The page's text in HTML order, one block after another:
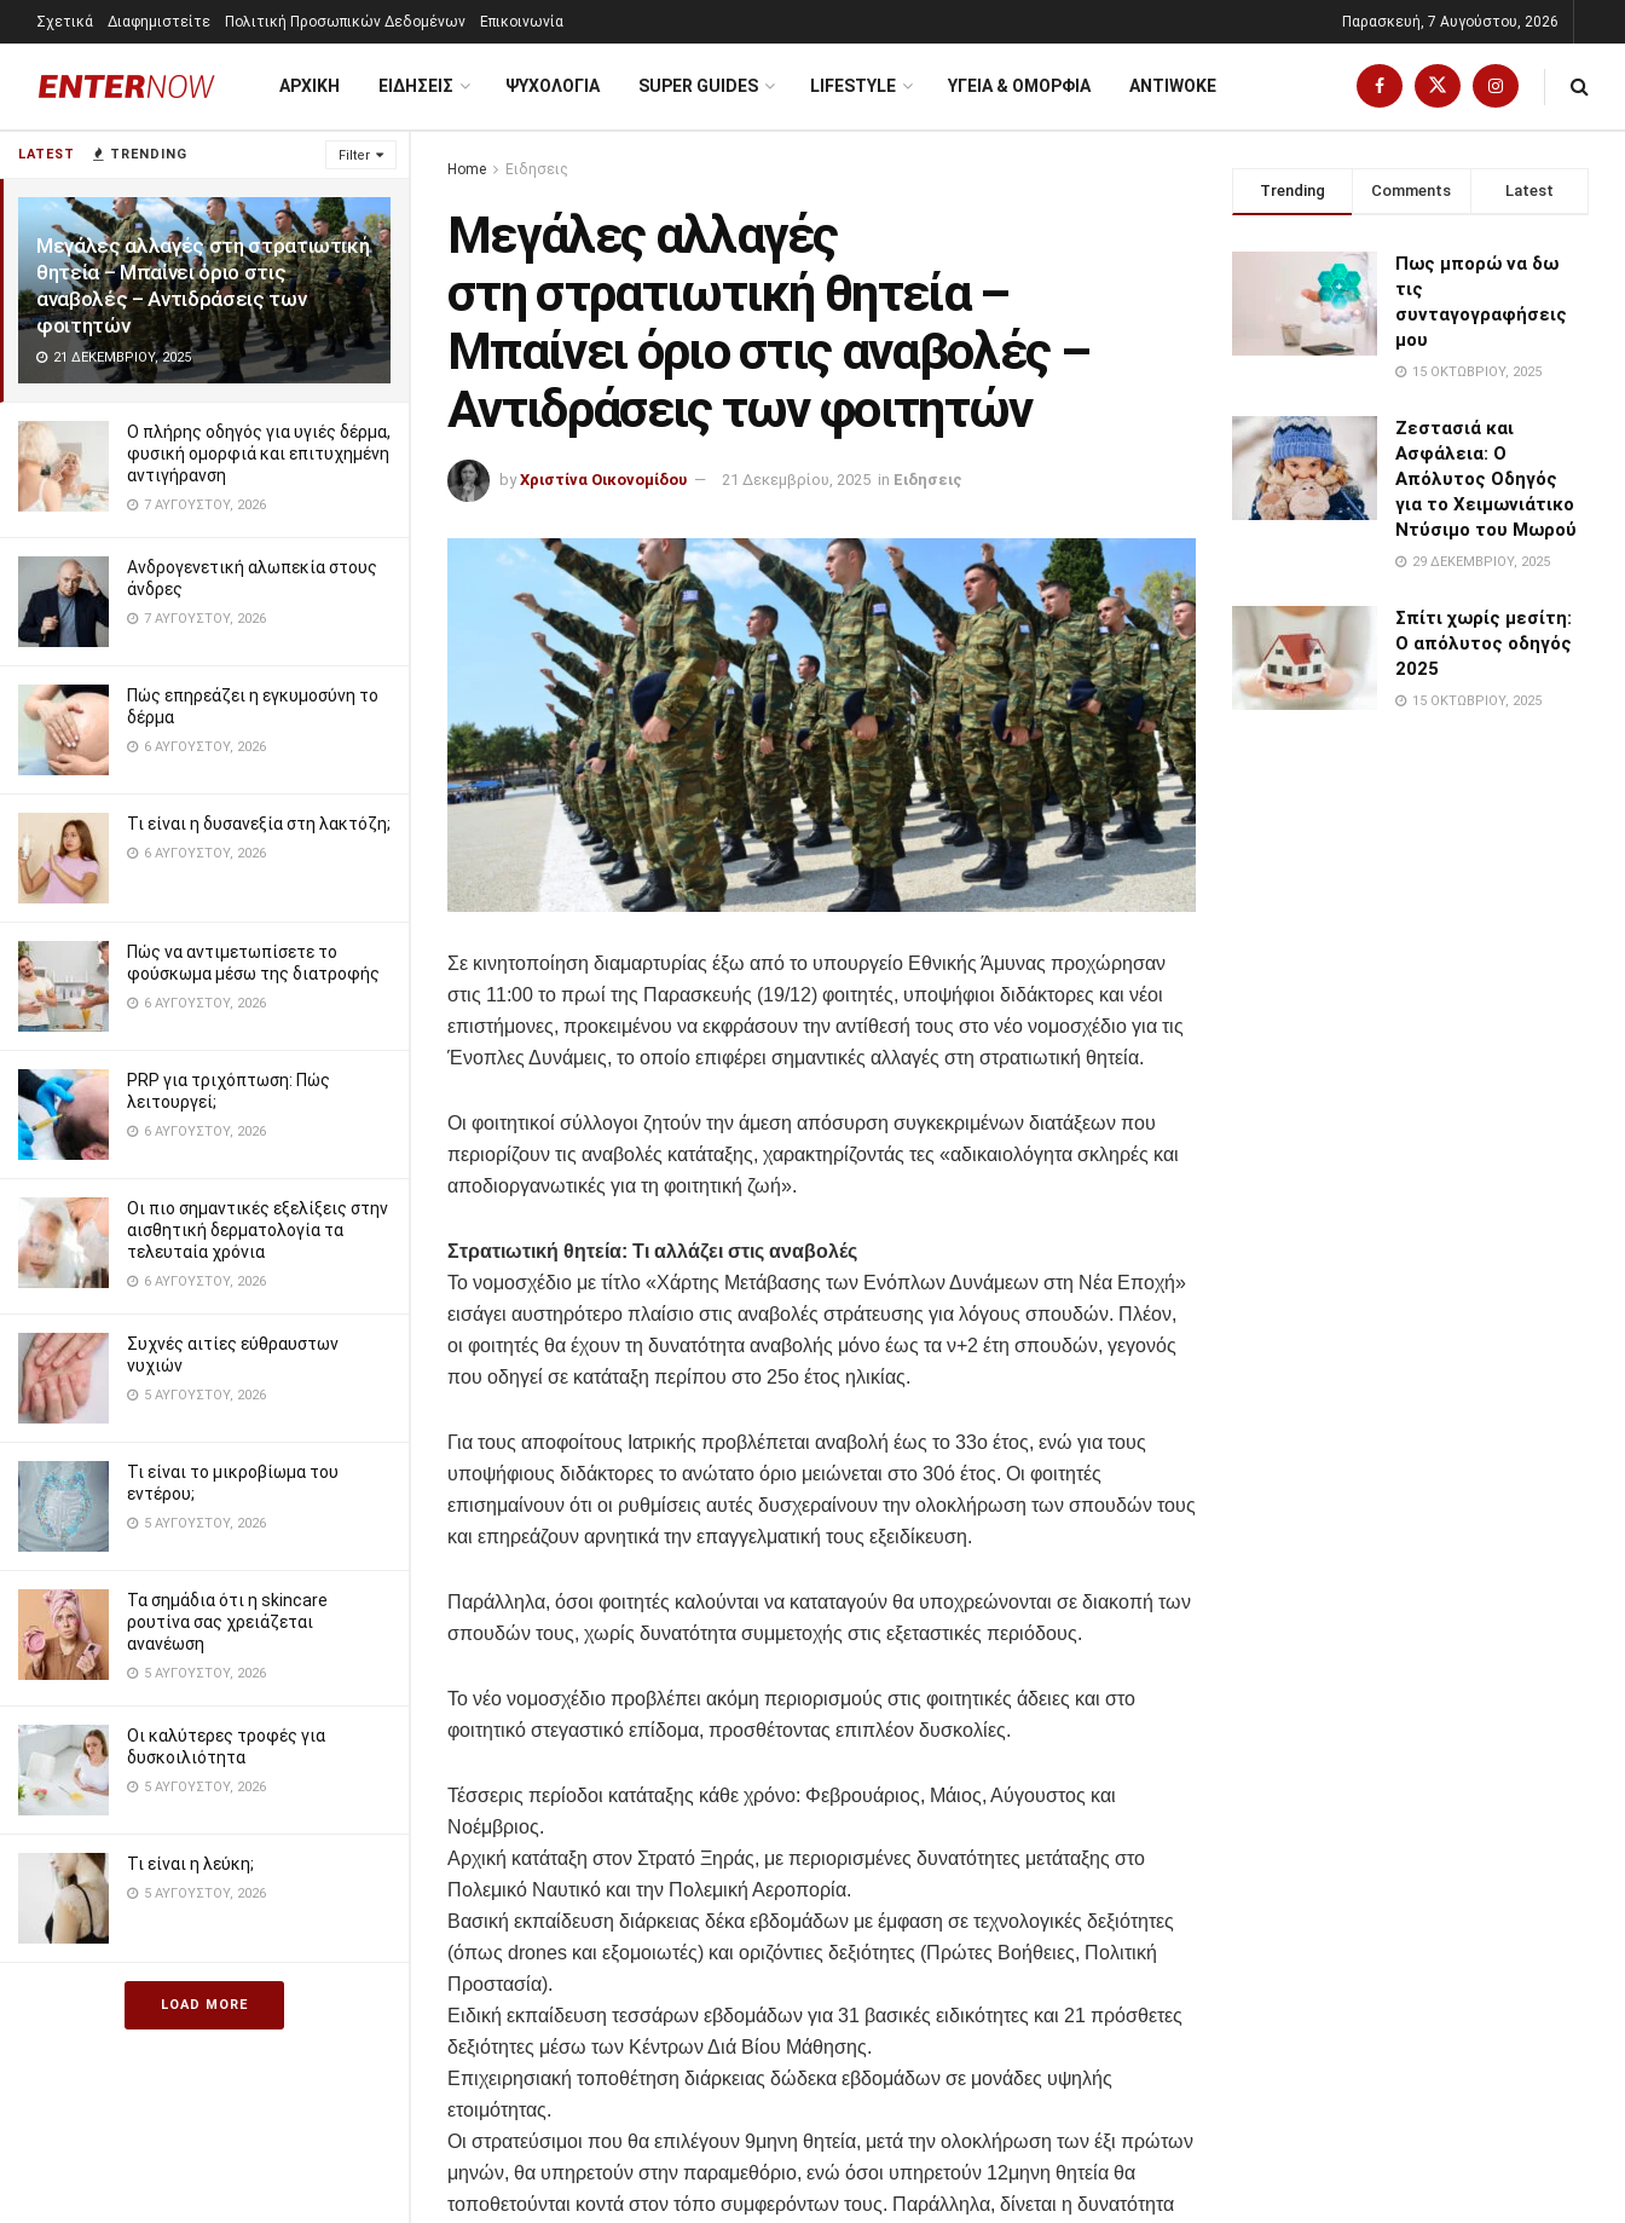
LATEST TRENDING Filter
Μεγάλες αλλαγές στη στρατιωτική
θητεία – Μπαίνει όριο στις
αναβολές – Αντιδράσεις των
φοιτητών
21 ΔΕΚΕΜΒΡΊΟΥ, 2025
Ο πλήρης οδηγός για υγιές δέρμα,
φυσική ομορφιά και επιτυχημένη
αντιγήρανση
7 ΑΥΓΟΎΣΤΟΥ, 2026
Ανδρογενετική αλωπεκία στους
άνδρες
7 ΑΥΓΟΎΣΤΟΥ, 2026
Πώς επηρεάζει η εγκυμοσύνη το
δέρμα
6 ΑΥΓΟΎΣΤΟΥ, 2026
Τι είναι η δυσανεξία στη λακτόζη;
6 ΑΥΓΟΎΣΤΟΥ, 2026
Πώς να αντιμετωπίσετε το
φούσκωμα μέσω της διατροφής
6 ΑΥΓΟΎΣΤΟΥ, 2026
PRP για τριχόπτωση: Πώς
λειτουργεί;
6 ΑΥΓΟΎΣΤΟΥ, 2026
Οι πιο σημαντικές εξελίξεις στην
αισθητική δερματολογία τα
τελευταία χρόνια
6 ΑΥΓΟΎΣΤΟΥ, 2026
Συχνές αιτίες εύθραυστων
νυχιών
5 ΑΥΓΟΎΣΤΟΥ, 2026
Τι είναι το μικροβίωμα του
εντέρου;
5 ΑΥΓΟΎΣΤΟΥ, 2026
Τα σημάδια ότι η skincare
ρουτίνα σας χρειάζεται
ανανέωση
5 ΑΥΓΟΎΣΤΟΥ, 2026
Οι καλύτερες τροφές για
δυσκοιλιότητα
5 ΑΥΓΟΎΣΤΟΥ, 2026
Τι είναι η λεύκη;
5 ΑΥΓΟΎΣΤΟΥ, 2026
LOAD MORE
Σχετικά Διαφημιστείτε Πολιτική Προσωπικών Δεδομένων Επικοινωνία Παρασκευή, 7 Αυγούστου, 2026
ΑΡΧΙΚΗ ΕΙΔΗΣΕΙΣ ΨΥΧΟΛΟΓΊΑ SUPER GUIDES LIFESTYLE ΥΓΕΙΑ & ΟΜΟΡΦΙΑ ANTIWOKE
Home Ειδησεις
Μεγάλες αλλαγές
στη στρατιωτική θητεία –
Μπαίνει όριο στις αναβολές –
Αντιδράσεις των φοιτητών
by Χριστίνα Οικονομίδου 21 Δεκεμβρίου, 2025 in Ειδησεις
Σε κινητοποίηση διαμαρτυρίας έξω από το υπουργείο Εθνικής Άμυνας προχώρησαν
στις 11:00 το πρωί της Παρασκευής (19/12) φοιτητές, υποψήφιοι διδάκτορες και νέοι
επιστήμονες, προκειμένου να εκφράσουν την αντίθεσή τους στο νέο νομοσχέδιο για τις
Ένοπλες Δυνάμεις, το οποίο επιφέρει σημαντικές αλλαγές στη στρατιωτική θητεία.
Οι φοιτητικοί σύλλογοι ζητούν την άμεση απόσυρση συγκεκριμένων διατάξεων που
περιορίζουν τις αναβολές κατάταξης, χαρακτηρίζοντάς τες «αδικαιολόγητα σκληρές και
αποδιοργανωτικές για τη φοιτητική ζωή».
Στρατιωτική θητεία: Τι αλλάζει στις αναβολές
Το νομοσχέδιο με τίτλο «Χάρτης Μετάβασης των Ενόπλων Δυνάμεων στη Νέα Εποχή»
εισάγει αυστηρότερο πλαίσιο στις αναβολές στράτευσης για λόγους σπουδών. Πλέον,
οι φοιτητές θα έχουν τη δυνατότητα αναβολής μόνο έως τα ν+2 έτη σπουδών, γεγονός
που οδηγεί σε κατάταξη περίπου στο 25ο έτος ηλικίας.
Για τους αποφοίτους Ιατρικής προβλέπεται αναβολή έως το 33ο έτος, ενώ για τους
υποψήφιους διδάκτορες το ανώτατο όριο μειώνεται στο 30ό έτος. Οι φοιτητές
επισημαίνουν ότι οι ρυθμίσεις αυτές δυσχεραίνουν την ολοκλήρωση των σπουδών τους
και επηρεάζουν αρνητικά την επαγγελματική τους εξειδίκευση.
Παράλληλα, όσοι φοιτητές καλούνται να καταταγούν θα υποχρεώνονται σε διακοπή των
σπουδών τους, χωρίς δυνατότητα συμμετοχής στις εξεταστικές περιόδους.
Το νέο νομοσχέδιο προβλέπει ακόμη περιορισμούς στις φοιτητικές άδειες και στο
φοιτητικό στεγαστικό επίδομα, προσθέτοντας επιπλέον δυσκολίες.
Τέσσερις περίοδοι κατάταξης κάθε χρόνο: Φεβρουάριος, Μάιος, Αύγουστος και
Νοέμβριος.
Αρχική κατάταξη στον Στρατό Ξηράς, με περιορισμένες δυνατότητες μετάταξης στο
Πολεμικό Ναυτικό και την Πολεμική Αεροπορία.
Βασική εκπαίδευση διάρκειας δέκα εβδομάδων με έμφαση σε τεχνολογικές δεξιότητες
(όπως drones και εξομοιωτές) και οριζόντιες δεξιότητες (Πρώτες Βοήθειες, Πολιτική
Προστασία).
Ειδική εκπαίδευση τεσσάρων εβδομάδων για 31 βασικές ειδικότητες και 21 πρόσθετες
δεξιότητες μέσω των Κέντρων Διά Βίου Μάθησης.
Επιχειρησιακή τοποθέτηση διάρκειας δώδεκα εβδομάδων σε μονάδες υψηλής
ετοιμότητας.
Οι στρατεύσιμοι που θα επιλέγουν 9μηνη θητεία, μετά την ολοκλήρωση των έξι πρώτων
μηνών, θα υπηρετούν στην παραμεθόριο, ενώ όσοι υπηρετούν 12μηνη θητεία θα
τοποθετούνται κοντά στον τόπο συμφερόντων τους. Παράλληλα, δίνεται η δυνατότητα
Trending Comments Latest
Πως μπορώ να δω
τις
συνταγογραφήσεις
μου
15 ΟΚΤΩΒΡΊΟΥ, 2025
Ζεστασιά και
Ασφάλεια: Ο
Απόλυτος Οδηγός
για το Χειμωνιάτικο
Ντύσιμο του Μωρού
29 ΔΕΚΕΜΒΡΊΟΥ, 2025
Σπίτι χωρίς μεσίτη:
Ο απόλυτος οδηγός
2025
15 ΟΚΤΩΒΡΊΟΥ, 2025